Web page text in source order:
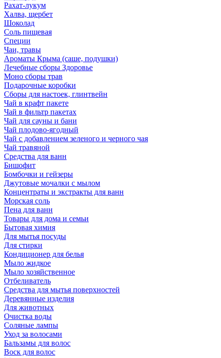
Рахат-лукум
Халва, щербет
Шоколад
Соль пищевая
Специи
Чаи, травы
Ароматы Крыма (саше, подушки)
Лечебные сборы Здоровье
Моно сборы трав
Подарочные коробки
Сборы для настоек, глинтвейн
Чай в крафт пакете
Чай в фильтр пакетах
Чай для сауны и бани
Чай плодово-ягодный
Чай с добавлением зеленого и черного чая
Чай травяной
Средства для ванн
Бишофит
Бомбочки и гейзеры
Джутовые мочалки с мылом
Концентраты и экстракты для ванн
Морская соль
Пена для ванн
Товары для дома и семьи
Бытовая химия
Для мытья посуды
Для стирки
Кондиционер для белья
Мыло жидкое
Мыло хозяйственное
Отбеливатель
Средства для мытья поверхностей
Деревянные изделия
Для животных
Очистка воды
Соляные лампы
Уход за волосами
Бальзамы для волос
Воск для волос